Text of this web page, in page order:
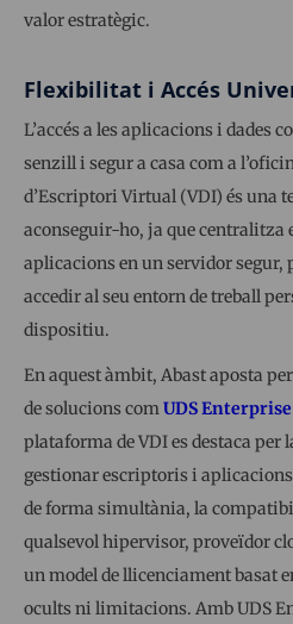
valor estratègic.
Flexibilitat i Accés
L’accés a les aplicacions i dades
senzill i segur a casa com a
d’Escriptori Virtual (VDI) és una
aconseguir-ho, ja que centralitza
aplicacions en un servidor segur,
accedir al seu entorn de treball
dispositiu.
En aquest àmbit, Abast aposta
de solucions comUDS
plataforma de VDI es destaca per
gestionar escriptoris i
de forma simultània, la
qualsevol hipervisor, proveïdor
un model de llicenciament basat
ocults ni limitacions. Amb UDS